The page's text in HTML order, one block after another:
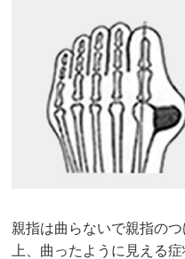
親指は曲らないで親指の
上、曲ったように見える症